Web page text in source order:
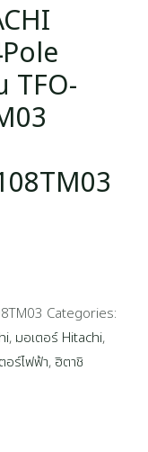
TFO-
Categories:
, มอเตอร์ Hitachi,
อร์ไฟฟ้า,ฮิตาชิ